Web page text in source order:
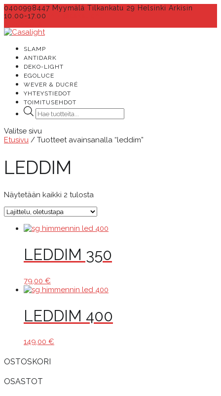
0400998447 Myymälä Tilkankatu 29 Helsinki Arkisin
10.00-17.00
SLAMP
ANTIDARK
DEKO-LIGHT
EGOLUCE
WEVER & DUCRÉ
YHTEYSTIEDOT
TOIMITUSEHDOT
Products
search
Valitse sivu
Etusivu / Tuotteet avainsanalla “leddim”
LEDDIM
Näytetään kaikki 2 tulosta
LEDDIM 350
79,00 €
LEDDIM 400
149,00 €
OSTOSKORI
OSASTOT